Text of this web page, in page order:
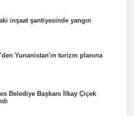
inşaat şantiyesinde yangın
Yunanistan'ın turizm planına
Belediye Başkanı İlkay Çiçek